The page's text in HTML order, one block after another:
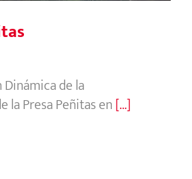
de la
la Presa Peñitas en[…]